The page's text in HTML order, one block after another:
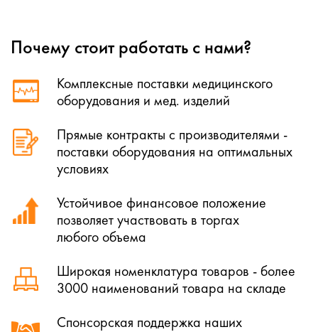
Почему стоит работать с нами?
Комплексные поставки медицинского
оборудования и мед. изделий
Прямые контракты с производителями -
поставки оборудования на оптимальных
условиях
Устойчивое финансовое положение
позволяет участвовать в торгах
любого объема
Широкая номенклатура товаров - более
3000 наименований товара на складе
Спонсорская поддержка наших